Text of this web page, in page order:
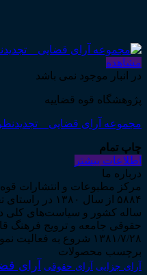
مشاهده
در انبار موجود نمی باشد
پژوهشگاه قوه قضاییه
مجموعه آرای قضایی _ تجدیدنظر
چاپ تمام
اطلاعات بیشتر
درباره ما
مرکز مطبوعات و انتشارات قوه
۵۸۸۴ از سال
ساله کشور و سیاست‌های کلی
۱۳۸۱/۷/۲۸ شروع به فعالیت نمود...
برچسب محصولات
آرای جزایی آرای حقوقی آرای